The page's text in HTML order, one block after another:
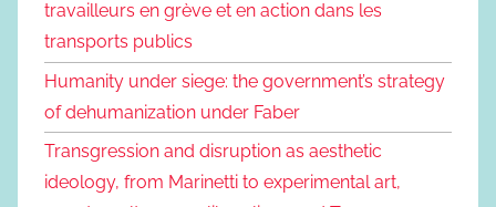
travailleurs en grève et en action dans les
transports publics
Humanity under siege: the government’s strategy
of dehumanization under Faber
Transgression and disruption as aesthetic
ideology, from Marinetti to experimental art,